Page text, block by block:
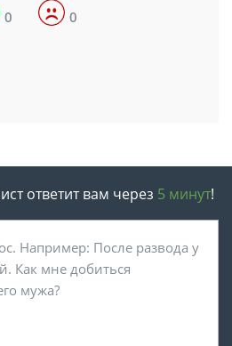
0 0
ответит вам через 5 минут!